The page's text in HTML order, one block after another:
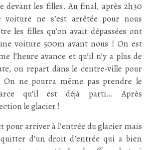
devant les filles. Au final, après 2h30
voiture ne s’est arrêtée pour nous
les filles qu’on avait dépassées ont
voiture 500m avant nous ! On est
l’heure avance et qu’il n’y a plus de
on repart dans le centre-ville pour
ne pourra même pas prendre le
qu’il est déjà parti… Après
le glacier !
pour arriver à l’entrée du glacier mais
d’un droit d’entrée qui a bien